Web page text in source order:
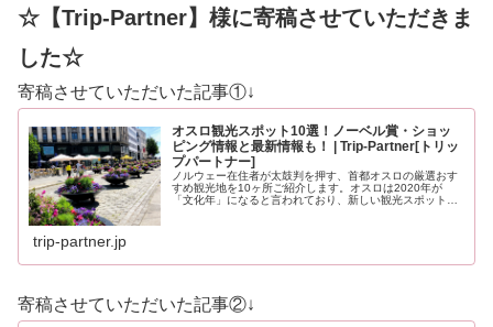
☆【Trip-Partner】様に寄稿させていただきま
した☆
寄稿させていただいた記事①↓
オスロ観光スポット10選！ノーベル賞・ショッ
ピング情報と最新情報も！ | Trip-Partner[トリッ
プパートナー]
ノルウェー在住者が太鼓判を押す、首都オスロの厳選おす
すめ観光地を10ヶ所ご紹介します。オスロは2020年が
「文化年」になると言われており、新しい観光スポットも
trip-partner.jp
寄稿させていただいた記事②↓